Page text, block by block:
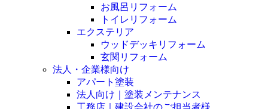
お風呂リフォーム
トイレリフォーム
エクステリア
ウッドデッキリフォーム
玄関リフォーム
法人・企業様向け
アパート塗装
法人向け｜塗装メンテナンス
工務店｜建設会社のご担当者様